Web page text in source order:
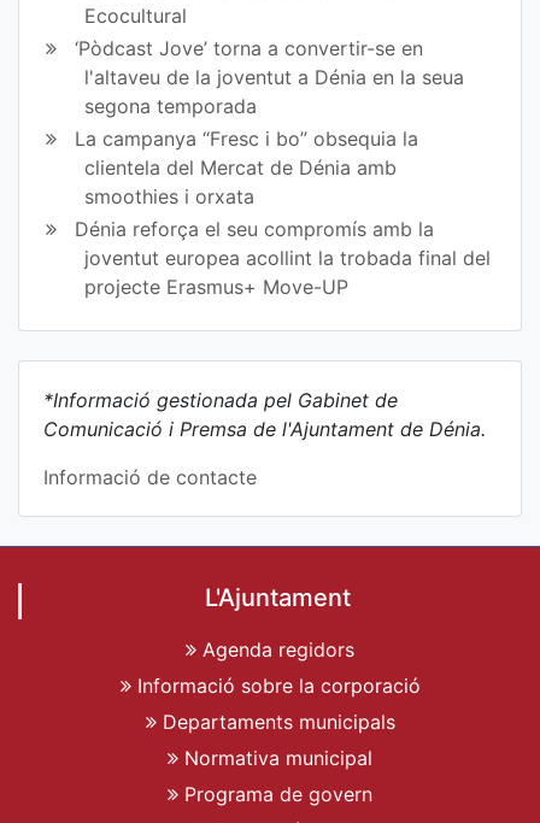
Ecocultural
‘Pòdcast Jove’ torna a convertir-se en
l'altaveu de la joventut a Dénia en la seua
segona temporada
La campanya “Fresc i bo” obsequia la
clientela del Mercat de Dénia amb
smoothies i orxata
Dénia reforça el seu compromís amb la
joventut europea acollint la trobada final del
projecte Erasmus+ Move-UP
*Informació gestionada pel Gabinet de
Comunicació i Premsa de l'Ajuntament de Dénia.
Informació de contacte
L'Ajuntament
Agenda regidors
Informació sobre la corporació
Departaments municipals
Normativa municipal
Programa de govern